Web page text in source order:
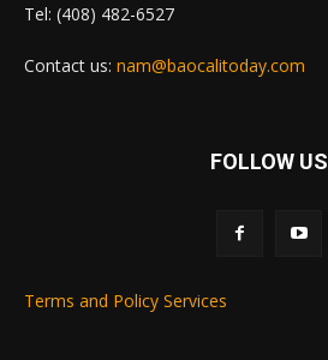
Tel: (408) 482-6527
Contact us: nam@baocalitoday.com
FOLLOW US
Terms and Policy Services